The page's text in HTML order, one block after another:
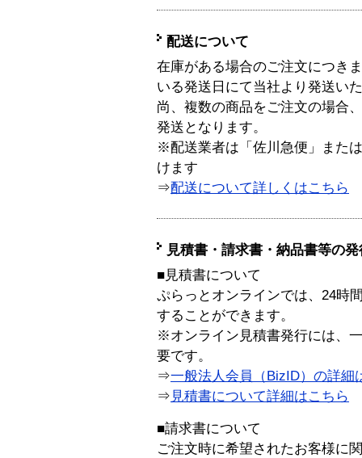
配送について
在庫がある場合のご注文につき
いる発送日にて当社より発送い
尚、複数の商品をご注文の場合
発送となります。
※配送業者は「佐川急便」また
けます
⇒配送について詳しくはこちら
見積書・請求書・納品書等の
■見積書について
ぷらっとオンラインでは、24時
することができます。
※オンライン見積書発行には、
要です。
⇒一般法人会員（BizID）の詳細
⇒ 見積書について詳細はこちら
■請求書について
ご注文時に希望されたお客様に